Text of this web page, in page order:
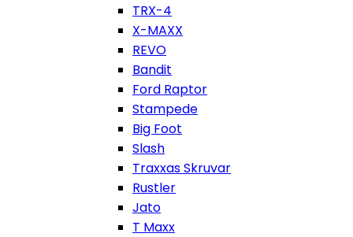
TRX-4
X-MAXX
REVO
Bandit
Ford Raptor
Stampede
Big Foot
Slash
Traxxas Skruvar
Rustler
Jato
T Maxx